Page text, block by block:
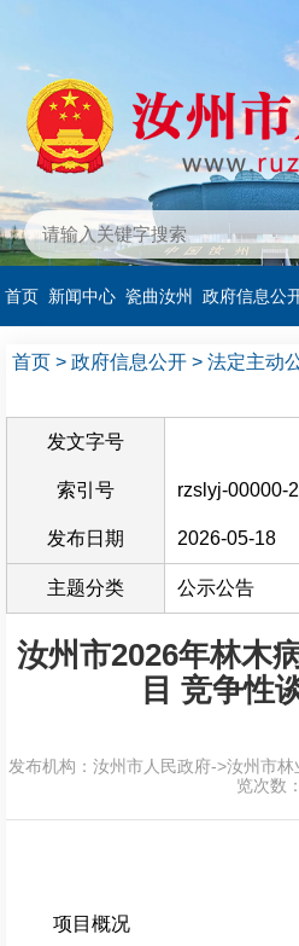
首页 新闻中心 瓷曲汝州 政府信息公
首页 > 政府信息公开 > 法定主动
发文字号
索引号 rzslyj-00000-
发布日期 2026-05-18
主题分类 公示公告
汝州市2026年林木
目 竞争性
发布机构：汝州市人民政府->汝州市林
览次数：
项目概况